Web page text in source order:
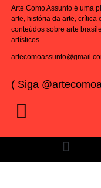
Arte Como Assunto é uma
arte, história da arte, crítica
conteúdos sobre arte
artísticos.
( Siga